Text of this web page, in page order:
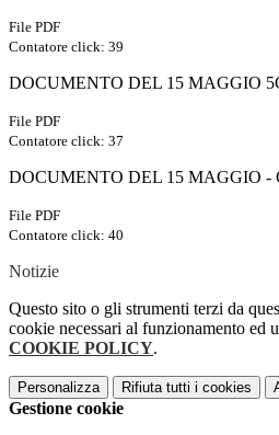
File PDF
Contatore click: 39
DOCUMENTO DEL 15 MAGGIO
File PDF
Contatore click: 37
DOCUMENTO DEL 15 MAGGIO -
File PDF
Contatore click: 40
Notizie
Questo sito o gli strumenti terzi da
cookie necessari al funzionamento ed
COOKIE POLICY.
Personalizza Rifiuta tutti i cookies
Gestione cookie